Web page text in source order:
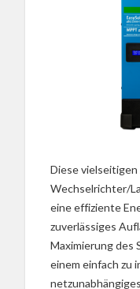
Diese
Wechselrichter/
eine effiziente
zuverlässiges
Maximierung des
einem einfach zu